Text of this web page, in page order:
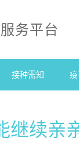
务平台
接种需知
继续亲